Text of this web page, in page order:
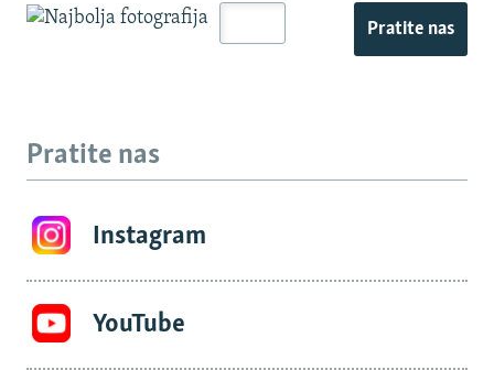
Pratite nas
Pratite nas
Instagram
YouTube